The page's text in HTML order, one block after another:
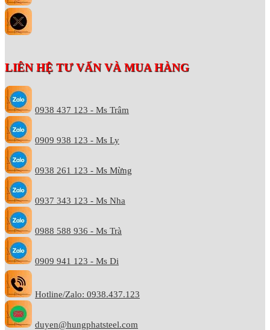
LIÊN HỆ TƯ VẤN VÀ MUA HÀNG
0938 437 123 - Ms Trâm
0909 938 123 - Ms Ly
0938 261 123 - Ms Mừng
0937 343 123 - Ms Nha
0988 588 936 - Ms Trà
0909 941 123 - Ms Di
Hotline/Zalo: 0938.437.123
duyen@hungphatsteel.com